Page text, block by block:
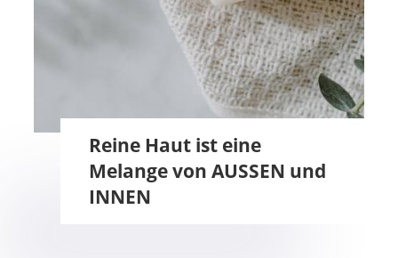
Reine Haut ist eine
Melange von AUSSEN und
INNEN